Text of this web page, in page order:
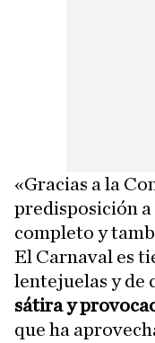
«Gracias a la
predisposición a
completo y
El Carnaval es
lentejuelas y de
sátira y
que ha